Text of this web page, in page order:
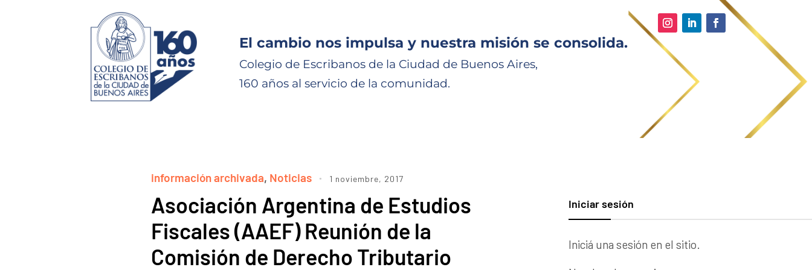
El cambio nos impulsa y nuestra misión se consolida.
Colegio de Escribanos de la Ciudad de Buenos Aires,
160 años al servicio de la comunidad.
información archivada, Noticias 1 noviembre, 2017
Asociación Argentina de Estudios
Fiscales (AAEF) Reunión de la
Comisión de Derecho Tributario
Iniciar sesión
Iniciá una sesión en el sitio.